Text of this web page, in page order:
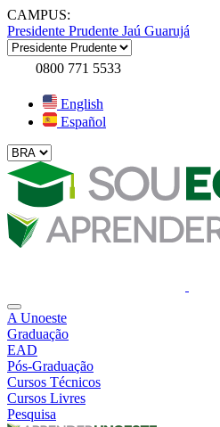
CAMPUS:
Presidente Prudente Jaú Guarujá
0800 771 5533
English
Español
A Unoeste
Graduação
EAD
Pós-Graduação
Cursos Técnicos
Cursos Livres
Pesquisa